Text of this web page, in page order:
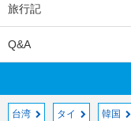
旅行記
Q&A
台湾 タイ 韓国